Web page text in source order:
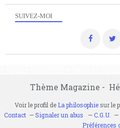
SUIVEZ-MOI
Thème Magazine -
Voir le profil de La philosophiesur le
Contact
Signaler un abus C.G.U.
Préférences